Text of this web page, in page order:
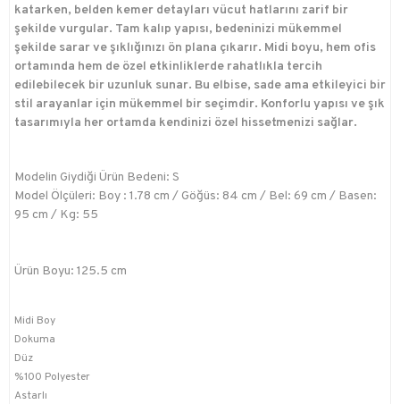
katarken, belden kemer detayları vücut hatlarını zarif bir
şekilde vurgular. Tam kalıp yapısı, bedeninizi mükemmel
şekilde sarar ve şıklığınızı ön plana çıkarır. Midi boyu, hem ofis
ortamında hem de özel etkinliklerde rahatlıkla tercih
edilebilecek bir uzunluk sunar. Bu elbise, sade ama etkileyici bir
stil arayanlar için mükemmel bir seçimdir. Konforlu yapısı ve şık
tasarımıyla her ortamda kendinizi özel hissetmenizi sağlar.
Modelin Giydiği Ürün Bedeni: S
Model Ölçüleri: Boy : 1.78 cm / Göğüs: 84 cm / Bel: 69 cm / Basen:
95 cm / Kg: 55
Ürün Boyu: 125.5 cm
Midi Boy
Dokuma
Düz
%100 Polyester
Astarlı